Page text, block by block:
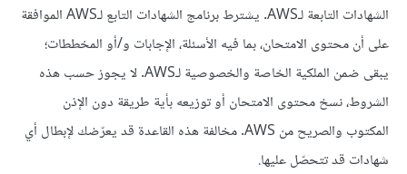
الشهادات التابعة لـAWS. يشترط برنامج الشهادات التابع لـAWS الموافقة
على أن محتوى الامتحان، بما فيه الأسئلة، الإجابات و/أو المخططات؛
يبقى ضمن الملكية الخاصة والخصوصية لـAWS. لا يجوز حسب هذه
الشروط، نسخ محتوى الامتحان أو توزيعه بأية طريقة دون الإذن
المكتوب والصريح من AWS. مخالفة هذه القاعدة قد يعرّضك لإبطال أي
شهادات قد تتحصّل عليها.